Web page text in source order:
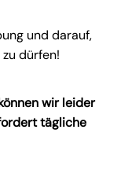
und darauf,
dürfen!
wir leider
tägliche